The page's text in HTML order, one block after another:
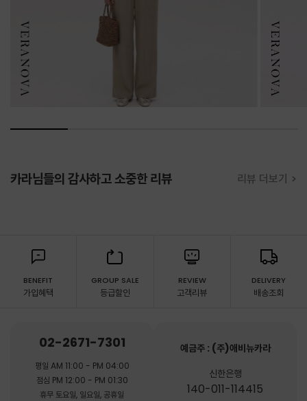
카라님들의 감사하고 소중한 리뷰 리뷰 더보기 >
BENEFIT
가입혜택
GROUP SALE
등급할인
REVIEW
고객리뷰
DELIVERY
배송조회
02-2671-7301
평일 AM 11:00 - PM 04:00
점심 PM 12:00 - PM 01:30
휴무 토요일, 일요일, 공휴일
예금주 : (주)애비뉴카라
신한은행
140-011-114415